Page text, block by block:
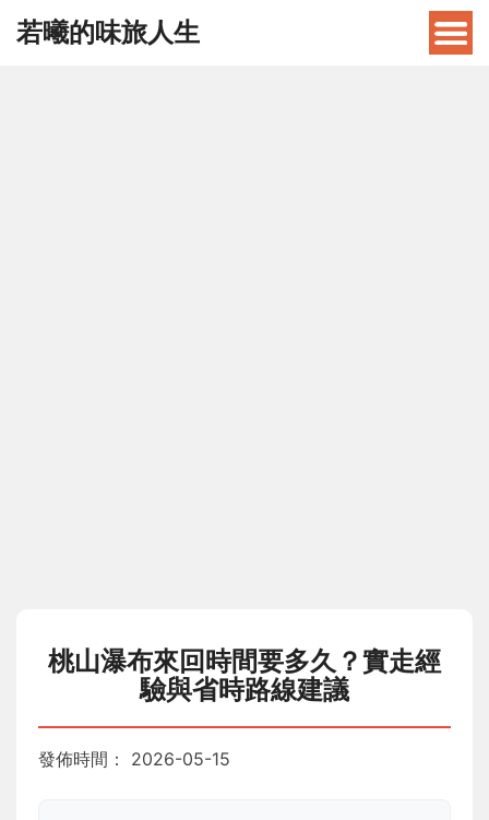
若曦的味旅人生
桃山瀑布來回時間要多久？實走經
驗與省時路線建議
發佈時間： 2026-05-15